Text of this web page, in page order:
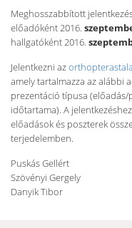
Meghosszabbított
előadóként 2016.
hallgatóként 2016.
Jelentkezni az
amely tartalmazza az alábbi
prezentáció típusa
időtartama). A
előadások és poszterek
terjedelemben.
Puskás Gellért
Szövényi Gergely
Danyik Tibor